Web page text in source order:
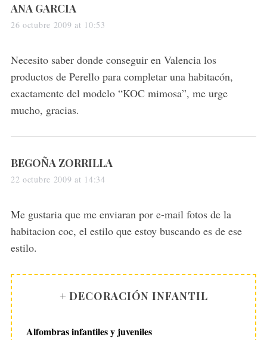
s
a
s
:
ANA GARCIA
26 octubre 2009 at 10:53
Necesito saber donde conseguir en Valencia los
productos de Perello para completar una habitacón,
exactamente del modelo “KOC mimosa”, me urge
mucho, gracias.
s
a
s
:
BEGOÑA ZORRILLA
22 octubre 2009 at 14:34
Me gustaria que me enviaran por e-mail fotos de la
habitacion coc, el estilo que estoy buscando es de ese
estilo.
+ DECORACIÓN INFANTIL
Alfombras infantiles y juveniles